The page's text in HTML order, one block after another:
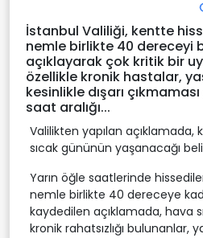
İstanbul Valiliği, kentte
nemle birlikte 40 dereceyi
açıklayarak çok kritik bir
özellikle kronik hastalar,
kesinlikle dışarı
saat aralığı...
Valilikten yapılan açıklamada,
sıcak gününün yaşanacağı
Yarın öğle saatlerinde
nemle birlikte 40 dereceye
kaydedilen açıklamada, hava
kronik rahatsızlığı bulunanlar,